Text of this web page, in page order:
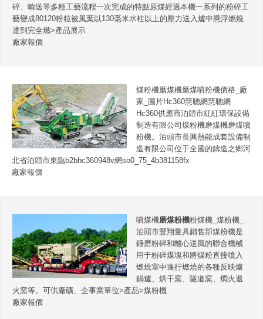
碎、輸送等多種工藝流程一次完成的特點原煤經過本機一系列的粉碎工
藝變成80120粉粒被風葉以130毫米水柱以上的壓力送入爐中懸浮燃燒
達到完全燃>產品展示
廠家報價
煤粉機磨煤機磨煤噴粉機價格_廠
家_圖片Hc360慧聰網慧聰網
Hc360供應商泊頭市紅紅環保設備
制造有限公司煤粉機磨煤機磨煤噴
粉機。泊頭市長興熱能成套設備制
造有限公司位于全國的鑄造之鄉河
北省泊頭市東臨b2bhc360948v網so0_75_4b381158fx
廠家報價
噴煤機磨煤粉機粉煤機_煤粉機_
泊頭市豐翔量具銷售部煤粉機是
錘磨粉碎和離心送風的聯合機械
用于粉碎煤塊和將煤粉直接噴入
燃燒室中進行燃燒的各種反映爐
鍋爐、烘干窯、隧道窯、燜火退
火窯等。可供廠礦、企事業單位>產品>煤粉機
廠家報價